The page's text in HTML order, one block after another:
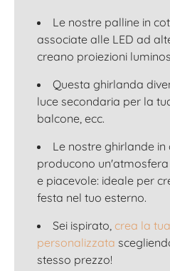
Le nostre palline in
associate alle LED ad
creano proiezioni
Questa ghirlanda
luce secondaria per la
balcone, ecc.
Le nostre ghirlande
producono
e piacevole: ideale per
festa nel tuo esterno.
Sei ispirato, crea la
personalizzata
stesso prezzo!